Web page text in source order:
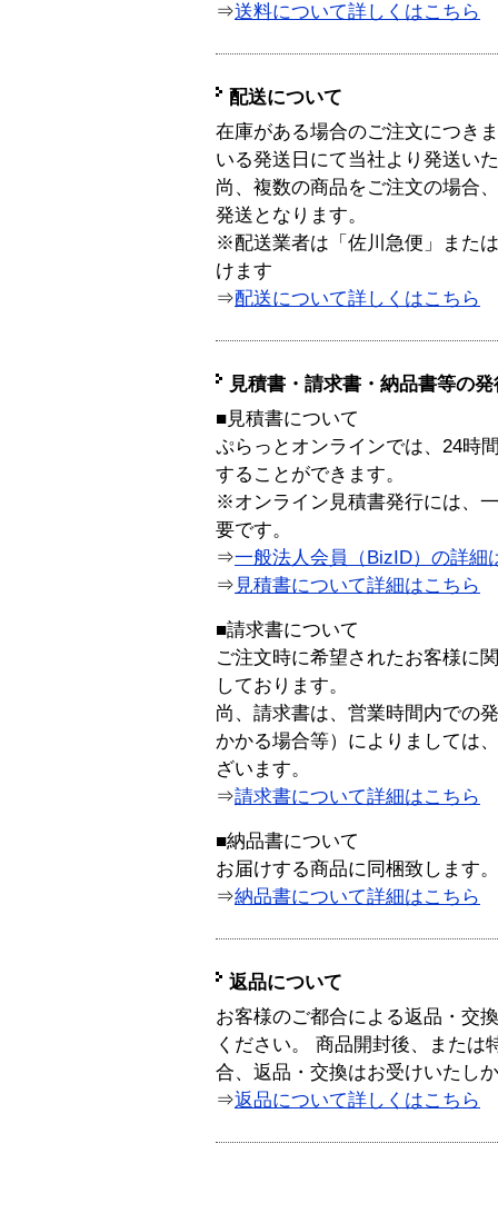
⇒送料について詳しくはこちら
配送について
在庫がある場合のご注文につき
いる発送日にて当社より発送い
尚、複数の商品をご注文の場合
発送となります。
※配送業者は「佐川急便」また
けます
⇒配送について詳しくはこちら
見積書・請求書・納品書等の
■見積書について
ぷらっとオンラインでは、24時
することができます。
※オンライン見積書発行には、
要です。
⇒一般法人会員（BizID）の詳細
⇒ 見積書について詳細はこちら
■請求書について
ご注文時に希望されたお客様に
しております。
尚、請求書は、営業時間内での
かかる場合等）によりましては
ざいます。
⇒請求書について詳細はこちら
■納品書について
お届けする商品に同梱致します。
⇒納品書について詳細はこちら
返品について
お客様のご都合による返品・交
ください。 商品開封後、または
合、返品・交換はお受けいたし
⇒返品について詳しくはこちら